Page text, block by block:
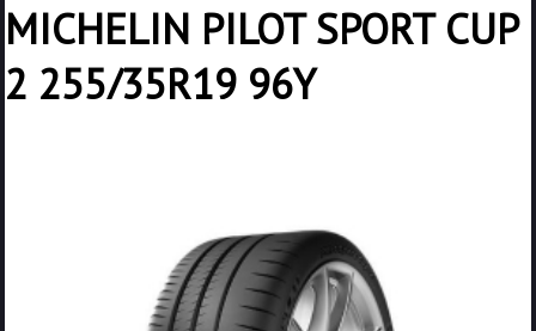
MICHELIN PILOT SPORT CUP
2 255/35R19 96Y